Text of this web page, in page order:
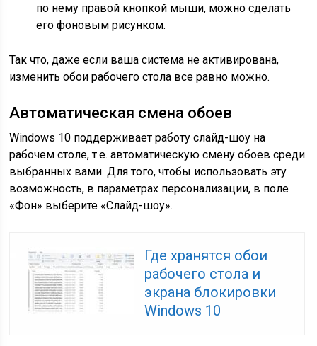
по нему правой кнопкой мыши, можно сделать
его фоновым рисунком.
Так что, даже если ваша система не активирована,
изменить обои рабочего стола все равно можно.
Автоматическая смена обоев
Windows 10 поддерживает работу слайд-шоу на
рабочем столе, т.е. автоматическую смену обоев среди
выбранных вами. Для того, чтобы использовать эту
возможность, в параметрах персонализации, в поле
«Фон» выберите «Слайд-шоу».
Где хранятся обои
рабочего стола и
экрана блокировки
Windows 10